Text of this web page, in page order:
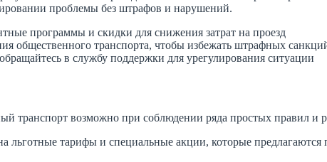
проблемы без штрафов и нарушений.
программы и скидки для снижения затрат на проезд
общественного транспорта, чтобы избежать штрафных
в службу поддержки для урегулирования ситуации
транспорт возможно при соблюдении ряда простых правил и
льготные тарифы и специальные акции, которые